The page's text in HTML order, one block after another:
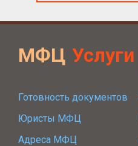
МФЦ Услуги
Готовность документов
Юристы МФЦ
Адреса МФЦ